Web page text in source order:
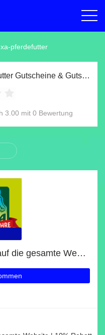
pferdefutter
Lexa-pferdefutter Gutscheine & Gutscheincodes Aug 2026
3.00 mit 0 Bewertung
Erhalten Sie 24% Rabatt auf die gesamte Website | 10% Rabatt auf Kanne Brottrunk